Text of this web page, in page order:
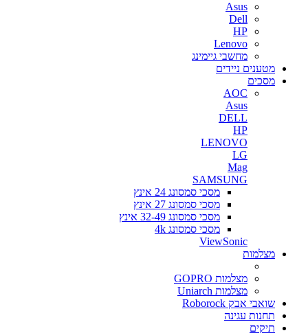
Asus
Dell
HP
Lenovo
מחשבי גיימינג
מטענים ניידים
מסכים
AOC
Asus
DELL
HP
LENOVO
LG
Mag
SAMSUNG
מסכי סמסונג 24 אינץ
מסכי סמסונג 27 אינץ
מסכי סמסונג 32-49 אינץ
מסכי סמסונג 4k
ViewSonic
מצלמות
מצלמות GOPRO
מצלמות Uniarch
שואבי אבק Roborock
תחנות עגינה
תיקים